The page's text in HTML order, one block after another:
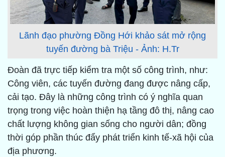
Lãnh đạo phường Đồng Hới khảo sát mở rộng
tuyến đường bà Triệu - Ảnh: H.Tr
Đoàn đã trực tiếp kiểm tra một số công trình, như:
Công viên, các tuyến đường đang được nâng cấp,
cải tạo. Đây là những công trình có ý nghĩa quan
trọng trong việc hoàn thiện hạ tầng đô thị, nâng cao
chất lượng không gian sống cho người dân; đồng
thời góp phần thúc đẩy phát triển kinh tế-xã hội của
địa phương.